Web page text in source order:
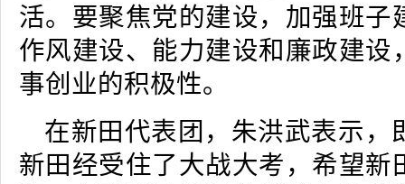
活。要聚焦党的建设，加强班子
作风建设、能力建设和廉政建设
事创业的积极性。
在新田代表团，朱洪武表示，
新田经受住了大战大考，希望新